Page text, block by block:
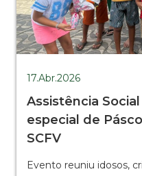
17.Abr.2026
Assistência
especial de
SCFV
Evento reuniu idosos,